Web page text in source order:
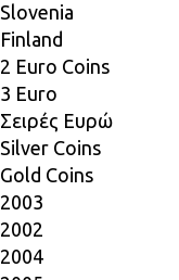
Slovenia
Finland
2 Euro Coins
3 Euro
Σειρές Ευρώ
Silver Coins
Gold Coins
2003
2002
2004